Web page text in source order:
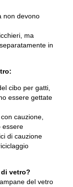
non devono
ma
in
cibo per gatti,
essere gettate
cauzione,
essere
di cauzione
vetro?
del vetro